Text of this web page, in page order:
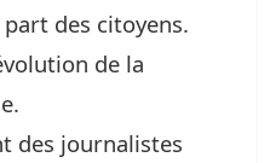
des citoyens.
de la
des journalistes